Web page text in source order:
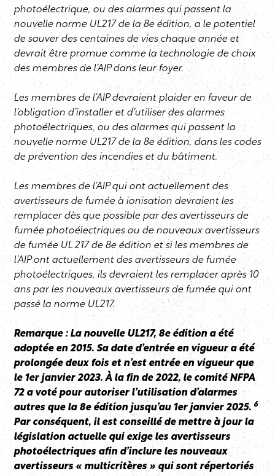
photoélectrique, ou des alarmes qui passent la
nouvelle norme UL217 de la 8e édition, a le potentiel
de sauver des centaines de vies chaque année et
devrait être promue comme la technologie de choix
des membres de l’AIP dans leur foyer.
Les membres de l’AIP devraient plaider en faveur de
l’obligation d’installer et d’utiliser des alarmes
photoélectriques, ou des alarmes qui passent la
nouvelle norme UL217 de la 8e édition, dans les codes
de prévention des incendies et du bâtiment.
Les membres de l’AIP qui ont actuellement des
avertisseurs de fumée à ionisation devraient les
remplacer dès que possible par des avertisseurs de
fumée photoélectriques ou de nouveaux avertisseurs
de fumée UL 217 de 8e édition et si les membres de
l’AIP ont actuellement des avertisseurs de fumée
photoélectriques, ils devraient les remplacer après 10
ans par les nouveaux avertisseurs de fumée qui ont
passé la norme UL217.
Remarque : La nouvelle UL217, 8e édition a été
adoptée en 2015. Sa date d’entrée en vigueur a été
prolongée deux fois et n’est entrée en vigueur que
le 1er janvier 2023. À la fin de 2022, le comité NFPA
72 a voté pour autoriser l’utilisation d’alarmes
autres que la 8e édition jusqu’au 1er janvier 2025. 6
Par conséquent, il est conseillé de mettre à jour la
législation actuelle qui exige les avertisseurs
photoélectriques afin d’inclure les nouveaux
avertisseurs « multicritères » qui sont répertoriés